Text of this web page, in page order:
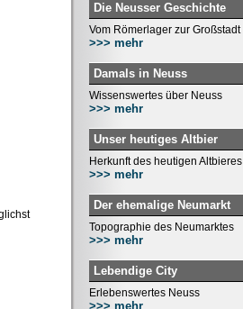
Die Neusser Geschichte
Vom Römerlager zur Großstadt
>>> mehr
Damals in Neuss
Wissenswertes über Neuss
>>> mehr
Unser heutiges Altbier
Herkunft des heutigen Altbieres
>>> mehr
Der ehemalige Neumarkt
Topographie des Neumarktes
>>> mehr
Lebendige City
Erlebenswertes Neuss
>>> mehr